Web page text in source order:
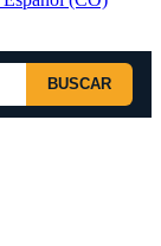
BUSCAR